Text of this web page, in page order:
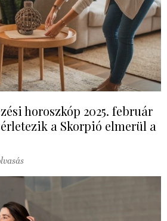
horoszkóp 2025. február
a Skorpió elmerül a